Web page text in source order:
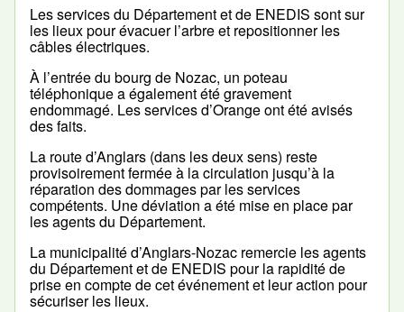
Les services du Département et de ENEDIS sont sur
les lieux pour évacuer l’arbre et repositionner les
câbles électriques.
À l’entrée du bourg de Nozac, un poteau
téléphonique a également été gravement
endommagé. Les services d’Orange ont été avisés
des faits.
La route d’Anglars (dans les deux sens) reste
provisoirement fermée à la circulation jusqu’à la
réparation des dommages par les services
compétents. Une déviation a été mise en place par
les agents du Département.
La municipalité d’Anglars-Nozac remercie les agents
du Département et de ENEDIS pour la rapidité de
prise en compte de cet événement et leur action pour
sécuriser les lieux.